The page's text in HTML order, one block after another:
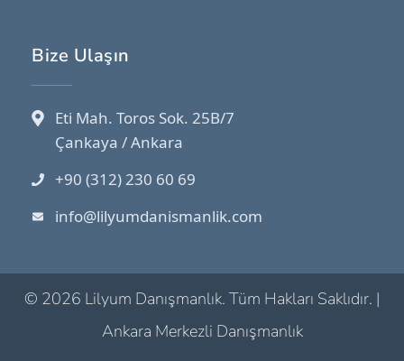
Bize Ulaşın
Eti Mah. Toros Sok. 25B/7
Çankaya / Ankara
+90 (312) 230 60 69
info@lilyumdanismanlik.com
© 2026 Lilyum Danışmanlık. Tüm Hakları Saklıdır. |
Ankara Merkezli Danışmanlık